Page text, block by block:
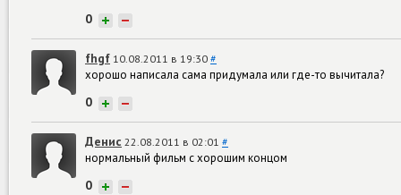
0 + −
fhgf 10.08.2011 в 19:30 #
хорошо написала сама придумала или где-то вычитала?
0 + −
Денис 22.08.2011 в 02:01 #
нормальный фильм с хорошим концом
0 + −